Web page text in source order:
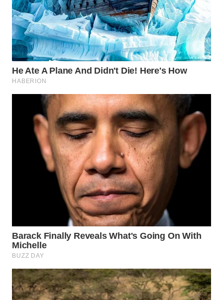
TAPANULI
TENGAH
WN DELI
SERDANG
WN
WN
PAKPAK
KARAWANG
WN
BOGOR
WN
DEPOK